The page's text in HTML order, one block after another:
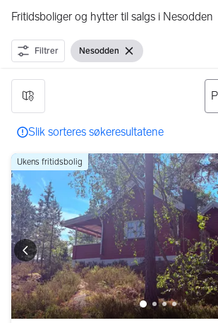
Fritidsboliger og hytter til salgs i Nesodden
Filtrer Vis filter
Nesodden Fjern filter
9 resultater
Slik sorteres søkeresultatene
Forrige bilde
Ukens fritidsbolig